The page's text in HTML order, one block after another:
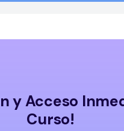
y Acceso
Curso!